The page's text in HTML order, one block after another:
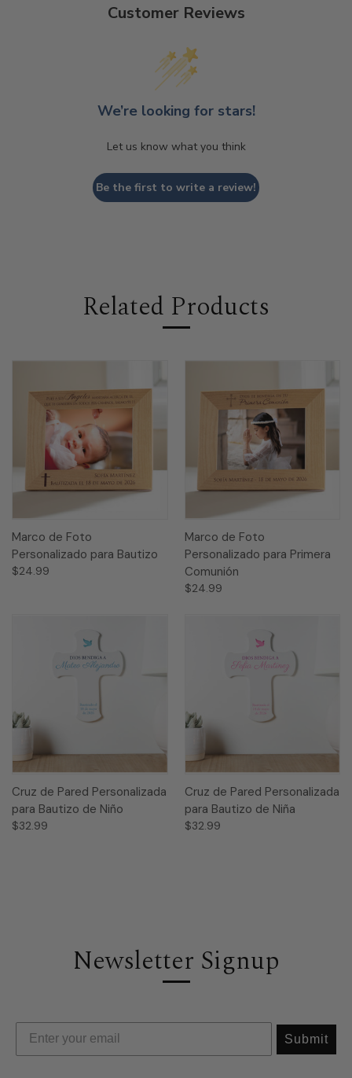
Customer Reviews
We’re looking for stars!
Let us know what you think
Be the first to write a review!
Related Products
Marco de Foto
Personalizado para Bautizo
$24.99
Marco de Foto
Personalizado para Primera
Comunión
$24.99
Cruz de Pared Personalizada
para Bautizo de Niño
$32.99
Cruz de Pared Personalizada
para Bautizo de Niña
$32.99
Newsletter Signup
Submit